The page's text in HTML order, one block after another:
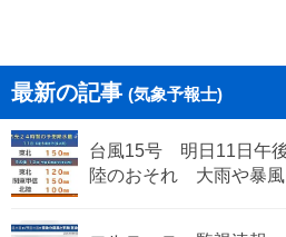
最新の記事 (気象予報士)
台風15号 明日11日午
陸のおそれ 大雨や暴